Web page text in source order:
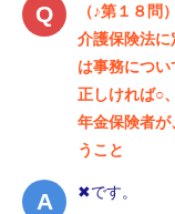
（♪第１８問）
介護保険法に
は事務につい
正しければ○
年金保険者が
うこと
✖です。